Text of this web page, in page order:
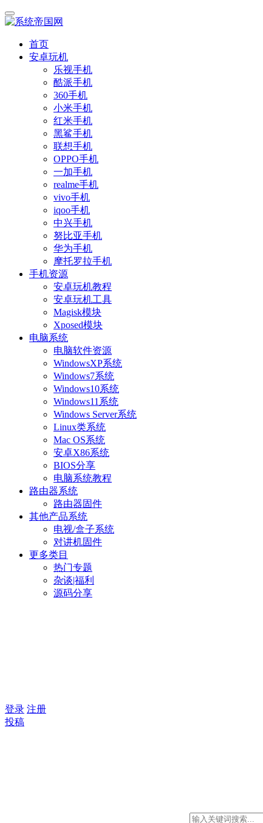
首页
安卓玩机
乐视手机
酷派手机
360手机
小米手机
红米手机
黑鲨手机
联想手机
OPPO手机
一加手机
realme手机
vivo手机
iqoo手机
中兴手机
努比亚手机
华为手机
摩托罗拉手机
手机资源
安卓玩机教程
安卓玩机工具
Magisk模块
Xposed模块
电脑系统
电脑软件资源
WindowsXP系统
Windows7系统
Windows10系统
Windows11系统
Windows Server系统
Linux类系统
Mac OS系统
安卓X86系统
BIOS分享
电脑系统教程
路由器系统
路由器固件
其他产品系统
电视/盒子系统
对讲机固件
更多类目
热门专题
杂谈|福利
源码分享
登录 注册
投稿